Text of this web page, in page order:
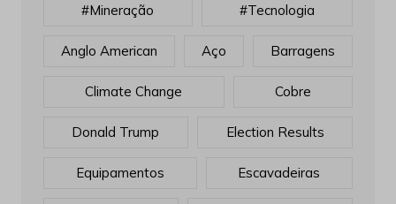
#mineração #tecnologia
Anglo American Aço Barragens
Climate Change Cobre
Donald Trump Election Results
Equipamentos Escavadeiras